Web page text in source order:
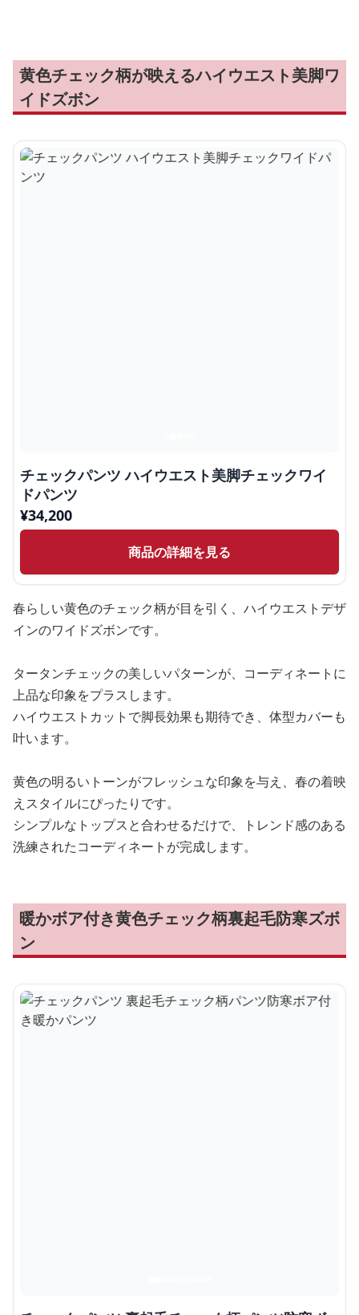
黄色チェック柄が映えるハイウエスト美脚ワ
イドズボン
チェックパンツ ハイウエスト美脚チェックワイ
ドパンツ
¥34,200
商品の詳細を見る
春らしい黄色のチェック柄が目を引く、ハイウエストデザ
インのワイドズボンです。
タータンチェックの美しいパターンが、コーディネートに
上品な印象をプラスします。
ハイウエストカットで脚長効果も期待でき、体型カバーも
叶います。
黄色の明るいトーンがフレッシュな印象を与え、春の着映
えスタイルにぴったりです。
シンプルなトップスと合わせるだけで、トレンド感のある
洗練されたコーディネートが完成します。
暖かボア付き黄色チェック柄裏起毛防寒ズボ
ン